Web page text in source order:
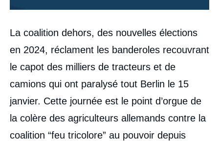
Contenu
intervention
médiatique
La coalition dehors, des nouvelles élections
en 2024, réclament les banderoles recouvrant
le capot des milliers de tracteurs et de
camions qui ont paralysé tout Berlin le 15
janvier. Cette journée est le point d’orgue de
la colère des agriculteurs allemands contre la
coalition “feu tricolore” au pouvoir depuis